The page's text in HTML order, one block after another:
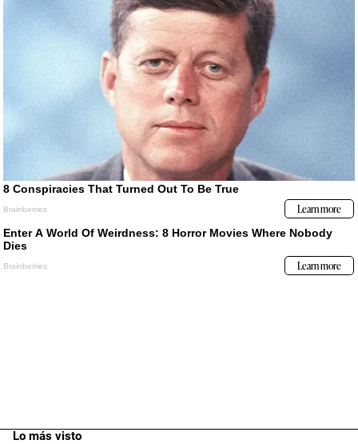
Lo más visto